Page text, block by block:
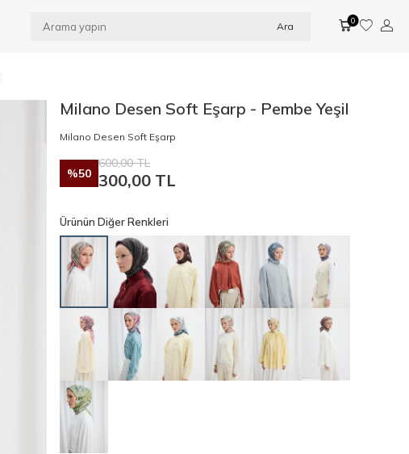
Ara 0
Milano Desen Soft Eşarp - Pembe Yeşil
Milano Desen Soft Eşarp
%50
600,00TL
300,00 TL
Ürünün Diğer Renkleri